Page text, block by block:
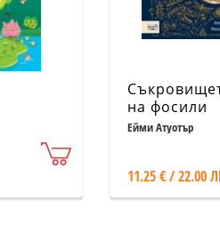
на фосили
Ейми Атуотър
11.25 € / 22.00